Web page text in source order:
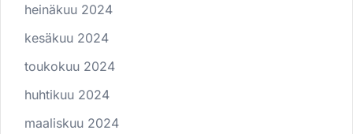
heinäkuu 2024
kesäkuu 2024
toukokuu 2024
huhtikuu 2024
maaliskuu 2024